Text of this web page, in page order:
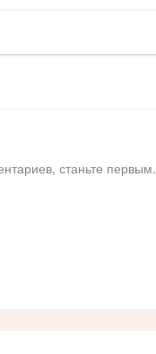
станьте первым.